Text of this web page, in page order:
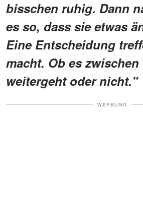
bisschen ruhig. Dann
es so, dass sie etwas
Eine Entscheidung
macht. Ob es
weitergeht oder nicht."
WERBUNG